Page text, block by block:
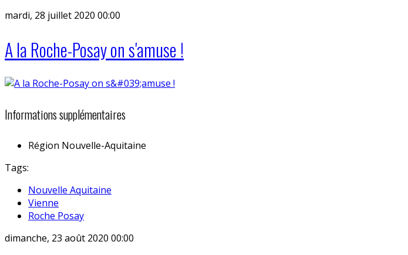
mardi, 28 juillet 2020 00:00
A la Roche-Posay on s'amuse !
Informations supplémentaires
Région Nouvelle-Aquitaine
Tags:
Nouvelle Aquitaine
Vienne
Roche Posay
dimanche, 23 août 2020 00:00